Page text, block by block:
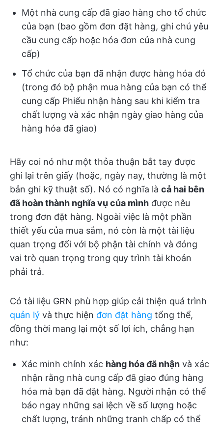
Một nhà cung cấp đã giao hàng cho tổ chức
của bạn (bao gồm đơn đặt hàng, ghi chú yêu
cầu cung cấp hoặc hóa đơn của nhà cung
cấp)
Tổ chức của bạn đã nhận được hàng hóa đó
(trong đó bộ phận mua hàng của bạn có thể
cung cấp Phiếu nhận hàng sau khi kiểm tra
chất lượng và xác nhận ngày giao hàng của
hàng hóa đã giao)
Hãy coi nó như một thỏa thuận bắt tay được
ghi lại trên giấy (hoặc, ngày nay, thường là một
bản ghi kỹ thuật số). Nó có nghĩa là cả hai bên
đã hoàn thành nghĩa vụ của mình được nêu
trong đơn đặt hàng. Ngoài việc là một phần
thiết yếu của mua sắm, nó còn là một tài liệu
quan trọng đối với bộ phận tài chính và đóng
vai trò quan trọng trong quy trình tài khoản
phải trả.
Có tài liệu GRN phù hợp giúp cải thiện quá trình
quản lý và thực hiện đơn đặt hàng tổng thể,
đồng thời mang lại một số lợi ích, chẳng hạn
như:
Xác minh chính xác hàng hóa đã nhận và xác
nhận rằng nhà cung cấp đã giao đúng hàng
hóa mà bạn đã đặt hàng. Người nhận có thể
báo ngay những sai lệch về số lượng hoặc
chất lượng, tránh những tranh chấp có thể